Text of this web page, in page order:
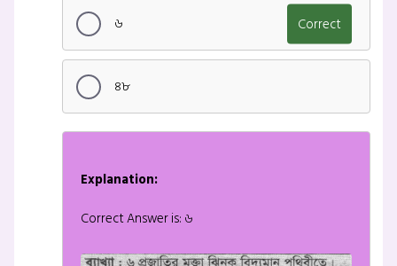
৬ Correct
৪৮
Explanation:
Correct Answer is: ৬